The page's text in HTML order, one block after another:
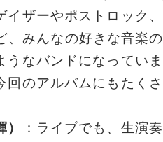
ザーやポストロック、
みんなの好きな音楽の
うなバンドになっていま
回のアルバムにもたくさ
：ライブでも、生演奏